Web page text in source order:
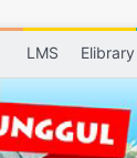
LMS Elibrary